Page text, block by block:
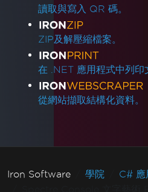
讀取與寫入 QR 碼。
ZIP及解壓縮檔案。
在 .NET 應用程式中列印
從網站擷取結構化資料。
Iron Software 學院
C# 應